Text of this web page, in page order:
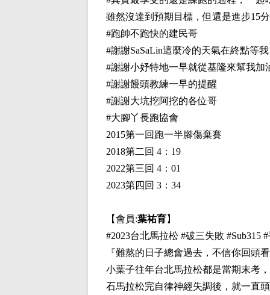
雖然沒達到預期目標，但還是進步15
#跑帥不跑快的建民哥
#謝謝SaSaLin這麼冷的天氣在終點等我
#謝謝小妤特地一早就從基隆來幫我加
#謝謝饅頭教練一早的提醒
#謝謝大坑挖阿挖的各位哥
#大腳丫長跑協會
2015第一回跑一半腳傷棄賽
2018第二回 4：19
2022第三回 4：01
2023第四回 3：34
【會員:葉祐育】
#2023台北馬拉松 #破三失敗 #Sub315
『難熬的日子總會過去，不信你回頭
小葉子往年台北馬拉松都是當期末考
石馬拉松完自律神經失調後，就一直